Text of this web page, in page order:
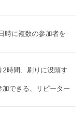
時に複数の参加者を
2時間、刷りに没頭す
できる、リピーター